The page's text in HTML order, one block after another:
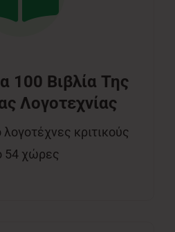
100 Βιβλία Της
Λογοτεχνίας
κριτικούς
54 χώρες